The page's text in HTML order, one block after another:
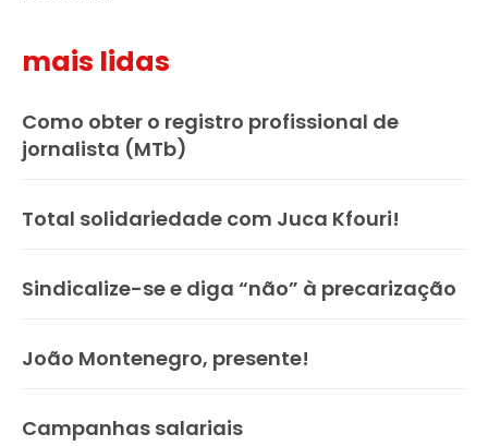
mais lidas
Como obter o registro profissional de
jornalista (MTb)
Total solidariedade com Juca Kfouri!
Sindicalize-se e diga “não” à precarização
João Montenegro, presente!
Campanhas salariais